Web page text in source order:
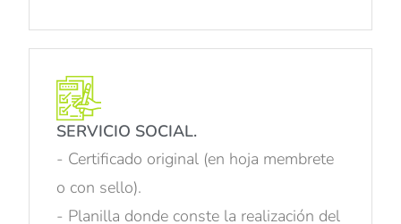
SERVICIO SOCIAL.
- Certificado original (en hoja membrete
o con sello).
- Planilla donde conste la realización del